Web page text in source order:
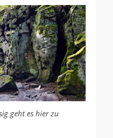
geht es hier zu